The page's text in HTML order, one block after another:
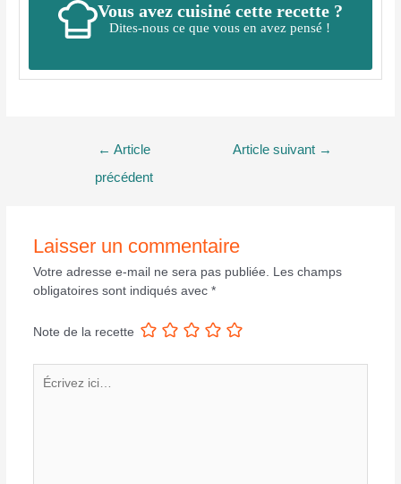
Vous avez cuisiné cette recette ?
Dites-nous ce que vous en avez pensé !
← Article
précédent
Article suivant →
Laisser un commentaire
Votre adresse e-mail ne sera pas publiée. Les champs
obligatoires sont indiqués avec *
Note de la recette
ici…